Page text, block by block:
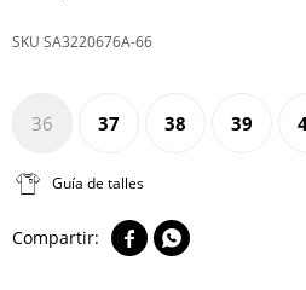
SA3220676A-66
36 37 38 39
Guía de talles
 